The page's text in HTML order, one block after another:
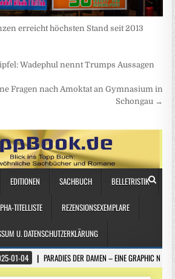
erreicht höchsten Stand seit 2013
Wadephul nennt Trumps Aussagen
Fragen nach Amoktat an Gymnasium in
Schongau →